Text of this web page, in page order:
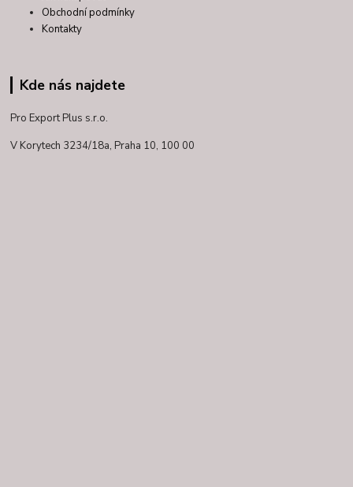
Obchodní podmínky
Kontakty
Kde nás najdete
Pro Export Plus s.r.o.
V Korytech 3234/18a, Praha 10, 100 00